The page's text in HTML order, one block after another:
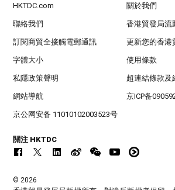
HKTDC.com 關於我們
聯絡我們 香港貿發局流
訂閱商貿全接觸電郵通訊 更新您的香港
字體大小 使用條款
私隱政策聲明 超連結條款及
網站導航 京ICP备
京公网安备 11010102003523号
關注 HKTDC
© 2026